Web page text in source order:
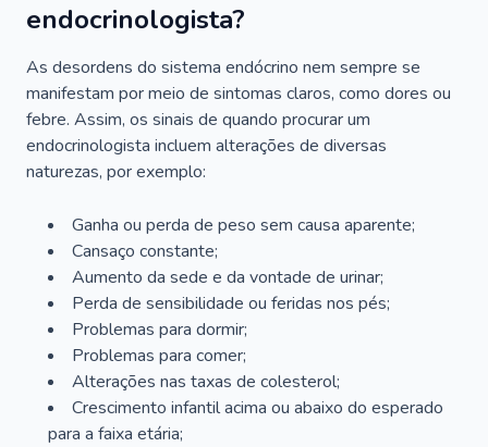
endocrinologista?
As desordens do sistema endócrino nem sempre se
manifestam por meio de sintomas claros, como dores ou
febre. Assim, os sinais de quando procurar um
endocrinologista incluem alterações de diversas
naturezas, por exemplo:
Ganha ou perda de peso sem causa aparente;
Cansaço constante;
Aumento da sede e da vontade de urinar;
Perda de sensibilidade ou feridas nos pés;
Problemas para dormir;
Problemas para comer;
Alterações nas taxas de colesterol;
Crescimento infantil acima ou abaixo do esperado
para a faixa etária;